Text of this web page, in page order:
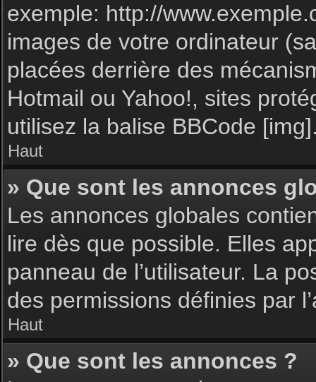
exemple: http://
images de votre ordinateur
placées derrière des
Hotmail ou Yahoo!, sites
utilisez la balise BBCode
Haut
» Que sont les annonces
Les annonces globales
lire dès que possible. Elles
panneau de l’utilisateur. La
des permissions définies par
Haut
» Que sont les annonces ?